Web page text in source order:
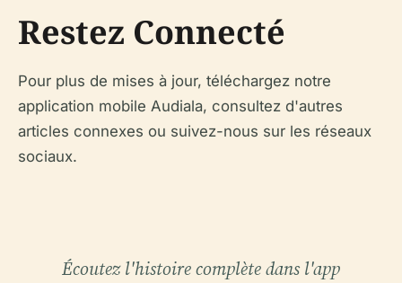
Restez Connecté
Pour plus de mises à jour, téléchargez notre
application mobile Audiala, consultez d'autres
articles connexes ou suivez-nous sur les réseaux
sociaux.
Écoutez l'histoire complète dans l'app